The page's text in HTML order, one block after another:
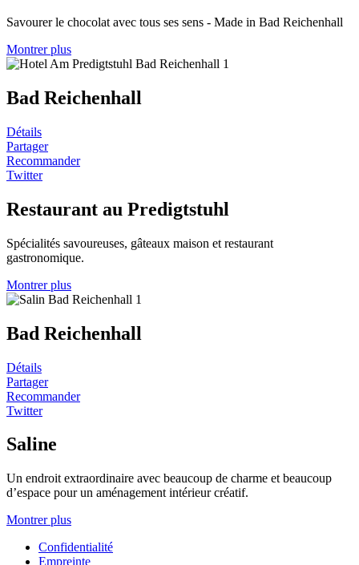
Savourer le chocolat avec tous ses sens - Made in Bad Reichenhall
Montrer plus
Bad Reichenhall
Détails
Partager
Recommander
Twitter
Restaurant au Predigtstuhl
Spécialités savoureuses, gâteaux maison et restaurant
gastronomique.
Montrer plus
Bad Reichenhall
Détails
Partager
Recommander
Twitter
Saline
Un endroit extraordinaire avec beaucoup de charme et beaucoup
d’espace pour un aménagement intérieur créatif.
Montrer plus
Confidentialité
Empreinte